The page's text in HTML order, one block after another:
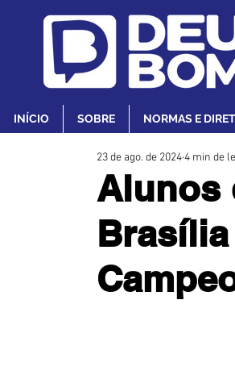
INÍCIO SOBRE NORMAS E
Alunos
23 de ago. de 20244 min de